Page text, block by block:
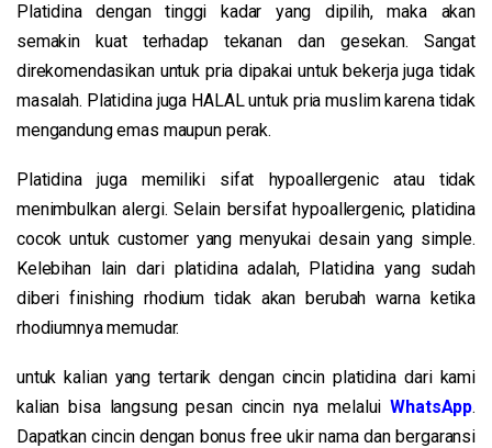
Platidina dengan tinggi kadar yang dipilih, maka akan
semakin kuat terhadap tekanan dan gesekan. Sangat
direkomendasikan untuk pria dipakai untuk bekerja juga tidak
masalah. Platidina juga HALAL untuk pria muslim karena tidak
mengandung emas maupun perak.
Platidina juga memiliki sifat hypoallergenic atau tidak
menimbulkan alergi. Selain bersifat hypoallergenic, platidina
cocok untuk customer yang menyukai desain yang simple.
Kelebihan lain dari platidina adalah, Platidina yang sudah
diberi finishing rhodium tidak akan berubah warna ketika
rhodiumnya memudar.
untuk kalian yang tertarik dengan cincin platidina dari kami
kalian bisa langsung pesan cincin nya melaluiWhatsApp.
Dapatkan cincin dengan bonus free ukir nama dan bergaransi